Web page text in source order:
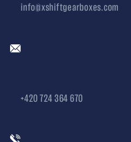
info@xshiftgearboxes.com
+420 724 364 670